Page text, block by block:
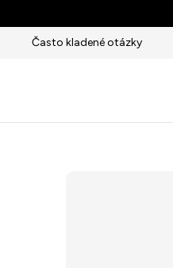
na
obsahČasto kladené otázky